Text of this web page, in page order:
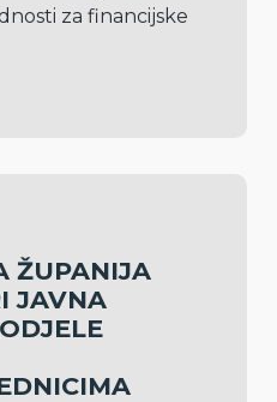
za financijske
ŽUPANIJA
JAVNA